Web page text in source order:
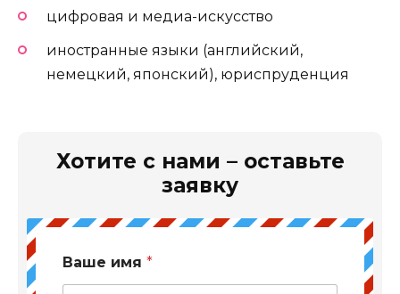
цифровая и медиа-искусство
иностранные языки (английский,
немецкий, японский), юриспруденция
Хотите с нами – оставьте
заявку
Ваше имя *